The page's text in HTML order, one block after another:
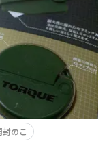
れるタイプなの
封のこ